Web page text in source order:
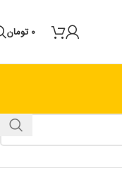
0 تومان